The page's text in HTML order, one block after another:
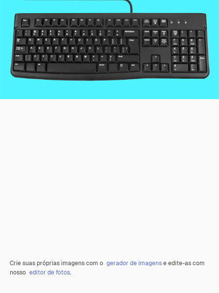
Crie suas próprias imagens com o gerador de imagense edite-as com
nosso editor de fotos.